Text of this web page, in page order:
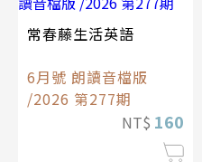
常春藤生活英語
6月號 朗讀音檔版
/2026 第277期
NT$ 160